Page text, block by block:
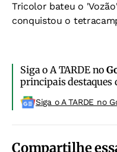
Tricolor bateu o
conquistou o
Siga o A TARDE no
principais destaques
Siga o A TARDE no
Compartilhe